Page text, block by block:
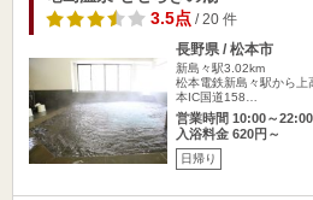
3.5点/ 20 件
長野県 / 松本市
新島々駅3.02km
松本電鉄新島々駅から
本IC国道158…
営業時間 10:00～22:00
入浴料金 620円～
日帰り